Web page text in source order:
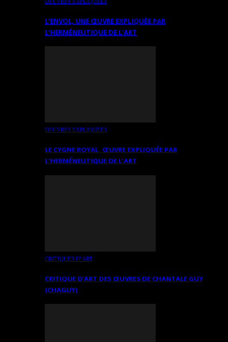
L’ENVOL, UNE ŒUVRE EXPLIQUÉE PAR
L’HERMÉNEUTIQUE DE L’ART
OEUVRES EXPLIQUÉES
LE CYGNE ROYAL. ŒUVRE EXPLIQUÉE PAR
L’HERMÉNEUTIQUE DE L’ART
CRITIQUES D’ART
CRITIQUE D’ART DES ŒUVRES DE CHANTALE GUY
(CHAGUY)